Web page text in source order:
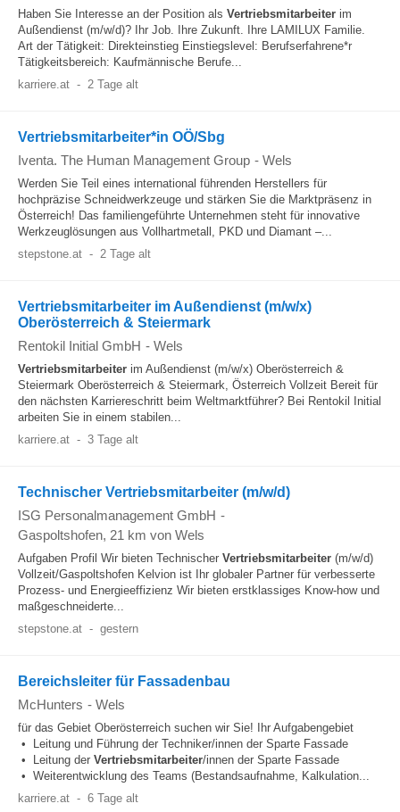
Haben Sie Interesse an der Position als Vertriebsmitarbeiter im
Außendienst (m/w/d)? Ihr Job. Ihre Zukunft. Ihre LAMILUX Familie.
Art der Tätigkeit: Direkteinstieg Einstiegslevel: Berufserfahrene*r
Tätigkeitsbereich: Kaufmännische Berufe...
karriere.at - 2 Tage alt
Vertriebsmitarbeiter*in OÖ/Sbg
Iventa. The Human Management Group - Wels
Werden Sie Teil eines international führenden Herstellers für
hochpräzise Schneidwerkzeuge und stärken Sie die Marktpräsenz in
Österreich! Das familiengeführte Unternehmen steht für innovative
Werkzeuglösungen aus Vollhartmetall, PKD und Diamant –...
stepstone.at - 2 Tage alt
Vertriebsmitarbeiter im Außendienst (m/w/x)
Oberösterreich & Steiermark
Rentokil Initial GmbH - Wels
Vertriebsmitarbeiter im Außendienst (m/w/x) Oberösterreich &
Steiermark Oberösterreich & Steiermark, Österreich Vollzeit Bereit für
den nächsten Karriereschritt beim Weltmarktführer? Bei Rentokil Initial
arbeiten Sie in einem stabilen...
karriere.at - 3 Tage alt
Technischer Vertriebsmitarbeiter (m/w/d)
ISG Personalmanagement GmbH -
Gaspoltshofen, 21 km von Wels
Aufgaben Profil Wir bieten Technischer Vertriebsmitarbeiter (m/w/d)
Vollzeit/Gaspoltshofen Kelvion ist Ihr globaler Partner für verbesserte
Prozess- und Energieeffizienz Wir bieten erstklassiges Know-how und
maßgeschneiderte...
stepstone.at - gestern
Bereichsleiter für Fassadenbau
McHunters - Wels
für das Gebiet Oberösterreich suchen wir Sie! Ihr Aufgabengebiet
• Leitung und Führung der Techniker/innen der Sparte Fassade
• Leitung der Vertriebsmitarbeiter/innen der Sparte Fassade
• Weiterentwicklung des Teams (Bestandsaufnahme, Kalkulation...
karriere.at - 6 Tage alt